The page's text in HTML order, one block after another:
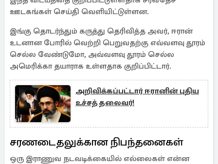
ஊடகங்கள் செய்தி வெளியிட்டுள்ளன.
இங்கு தொடர்ந்தும் கருத்து தெரிவித்த அவர், ஈரான்
உடனான போரில் வெற்றி பெறுவதற்கு எவ்வளவு தூரம்
செல்ல வேண்டுமோ, அவ்வளவு தூரம் செல்ல
அமெரிக்கா தயாராக உள்ளதாக குறிப்பிட்டார்.
அறிவிக்கப்பட்டார் ஈரானின் புதிய
உச்சத் தலைவர்!
சரணடைதலுக்கான நிபந்தனைகள்
ஒரு இராணுவ நடவடிக்கையில் எல்லைகள் என்ன